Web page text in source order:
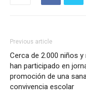
Previous article
Cerca de 2.000 niños y
han participado en
promoción de una
convivencia escolar